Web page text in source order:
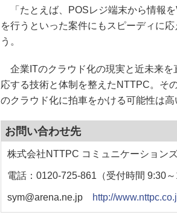
「たとえば、POSレジ端末から情報
を行うといった案件にもスピーディに
う。
企業ITのクラウド化の現実と近未来を
応する技術と体制を整えたNTTPC。そ
のクラウド化に拍車をかける可能性は高
お問い合わせ先
株式会社NTTPC コミュニケーション
電話：0120-725-861（受付時間 9:30
sym@arena.ne.jp http://